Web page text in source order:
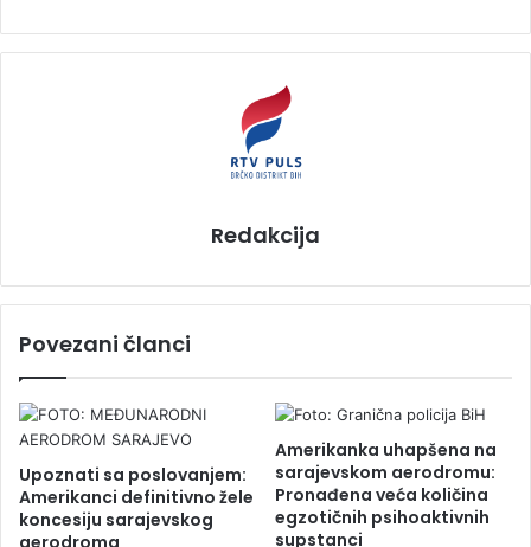
Redakcija
Povezani članci
Upoznati sa poslovanjem:
Amerikanci definitivno žele
koncesiju sarajevskog
aerodroma
Amerikanka uhapšena na
sarajevskom aerodromu:
Pronađena veća količina
egzotičnih psihoaktivnih
supstanci